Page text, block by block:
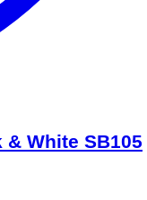
White SB105